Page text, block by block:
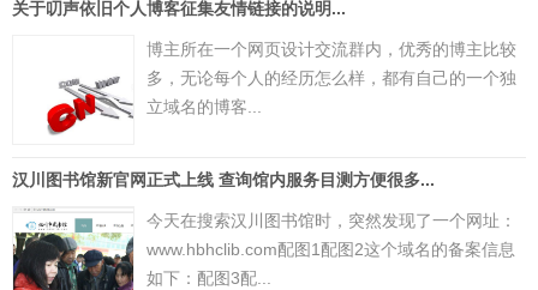
关于叨声依旧个人博客征集友情链接的说明...
博主所在一个网页设计交流群内，优秀的博主比较
多，无论每个人的经历怎么样，都有自己的一个独
立域名的博客...
汉川图书馆新官网正式上线 查询馆内服务目测方便很多...
今天在搜索汉川图书馆时，突然发现了一个网址：
www.hbhclib.com配图1配图2这个域名的备案信息
如下：配图3配...